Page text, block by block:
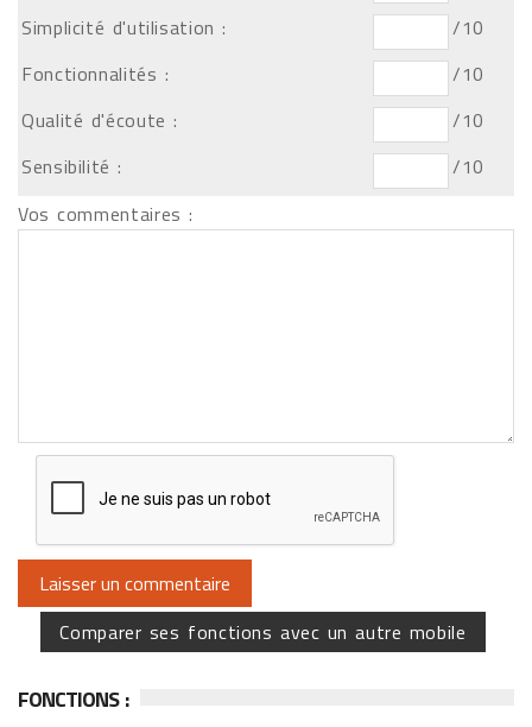
Simplicité d'utilisation :
/10
Fonctionnalités :
/10
Qualité d'écoute :
/10
Sensibilité :
/10
Vos commentaires :
Comparer ses fonctions avec un autre mobile
FONCTIONS :